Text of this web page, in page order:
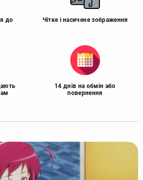
до
Чітке і насичене зображення
14 днів на обмін або
повернення